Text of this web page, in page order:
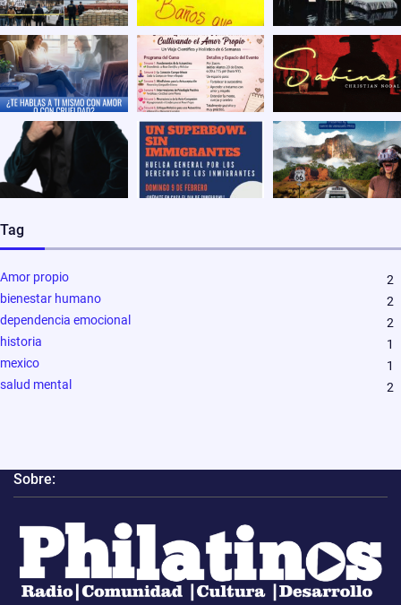
Tag
Amor propio
2
bienestar humano
2
dependencia emocional
2
historia
1
mexico
1
salud mental
2
Sobre: